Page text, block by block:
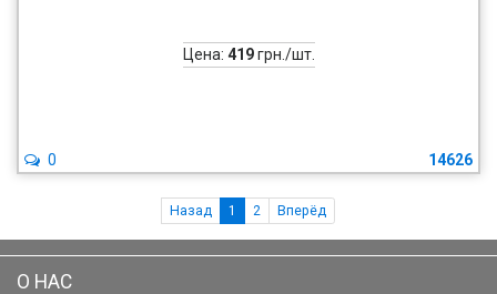
Цена: 419грн./шт.
14626
0
Назад 1 2 Вперёд
О НАС